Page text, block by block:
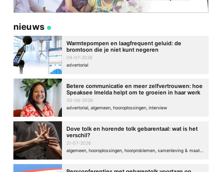
nieuws
Warmtepompen en laagfrequent geluid: de
bromtoon die je niet kunt negeren
09-07-2026
advertorial
Betere communicatie en meer zelfvertrouwen: hoe
Speaksee Imelda helpt om te groeien in haar werk
30-06-2026
advertorial, algemeen, hooroplossingen, interview
Dove tolk en horende tolk gebarentaal: wat is het
verschil?
21-07-2026